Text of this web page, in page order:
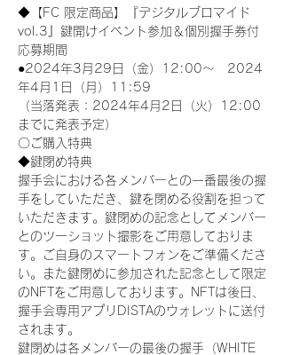
◆【FC 限定商品】『デジタルブロマイド
vol.3』鍵開けイベント参加＆個別握手券付
応募期間
●2024年3月29日（金）12:00～　2024
年4月1日（月）11:59
（当落発表：2024年4月2日（火）12:00
までに発表予定）
〇ご購入特典
◆鍵閉め特典
握手会における各メンバーとの一番最後の握
手をしていただき、鍵を閉める役割を担って
いただきます。鍵閉めの記念としてメンバー
とのツーショット撮影をご用意しておりま
す。ご自身のスマートフォンをご準備くださ
い。また鍵閉めに参加された記念として限定
のNFTをご用意しております。NFTは後日、
握手会専用アプリDISTAのウォレットに送付
されます。
鍵閉めは各メンバーの最後の握手（WHITE